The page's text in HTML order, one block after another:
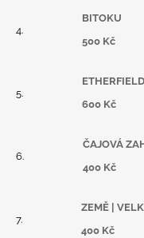
BITOKU
500 Kč
600 Kč
ČAJOVÁ
400 Kč
ZEMĚ |
400 Kč